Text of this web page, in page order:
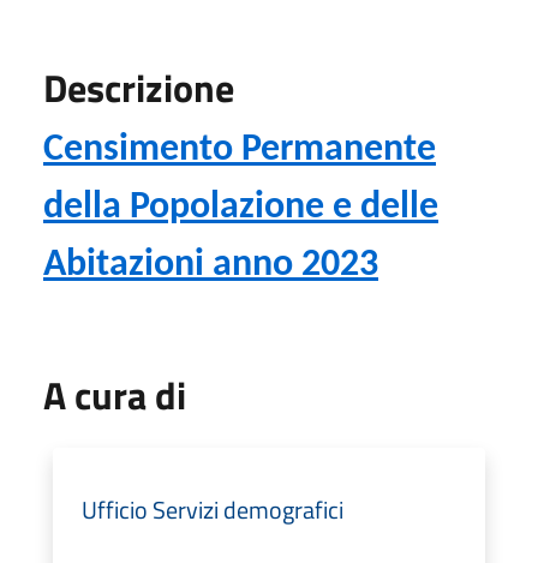
Descrizione
Censimento Permanente
della Popolazione e delle
Abitazioni anno 2023
A cura di
Ufficio Servizi demografici